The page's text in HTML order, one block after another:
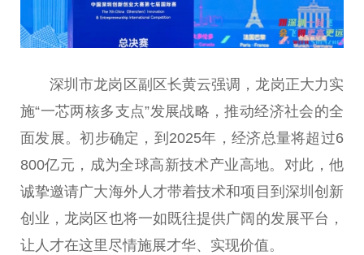
深圳市龙岗区副区长黄云强调，龙岗正大力实
施“一芯两核多支点”发展战略，推动经济社会的全
面发展。初步确定，到2025年，经济总量将超过6
800亿元，成为全球高新技术产业高地。对此，他
诚挚邀请广大海外人才带着技术和项目到深圳创新
创业，龙岗区也将一如既往提供广阔的发展平台，
让人才在这里尽情施展才华、实现价值。